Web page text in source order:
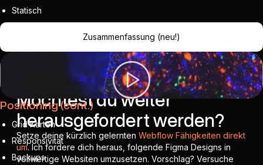
Statisch
Zusammenfassung (neu!)
Positioning (cont.)
Grid Karten
Responsivität
Backups
Aufgaben
Möchtest du weiter
herausgefordert werden?
Setze deine kürzlich gelernten Webflow Fähigkeiten direkt
um. Ich fordere dich heraus, folgende Figma Designs in
vollwertige Websiten umzusetzen. Vorschlag? Versuche